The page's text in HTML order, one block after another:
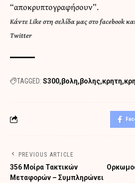
“αποκρυπτογραφήσουν”.
ΚάντεLike στη σελίδα μας στο facebook
Twitter
TAGGED: S300 βολη βολης κρητη
PREVIOUS ARTICLE
356 Μοίρα Τακτικών
Μεταφορών – Συμπληρώνει